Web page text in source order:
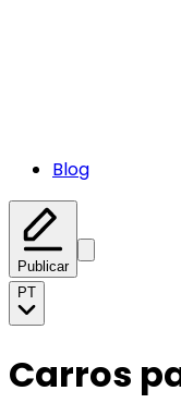
Blog
Publicar
PT
Carros